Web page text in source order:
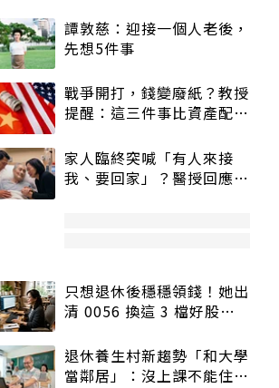
譚敦慈：迎接一個人老後，
先想5件事
戰爭開打，錢變廢紙？教授
提醒：這三件事比資產配置
家人臨終突喊「有人來接
我、要回家」？醫授回應方
只想退休後穩穩領錢！她出
清 0056 換這 3 檔好股：
退休養生村新趨勢「和大學
當鄰居」：沒上課不能住、